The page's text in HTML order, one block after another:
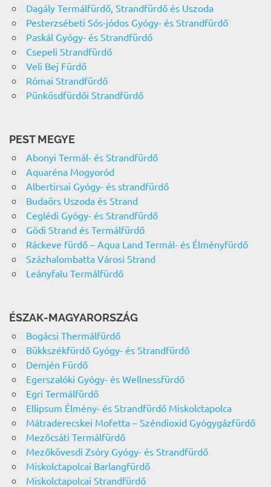
Dagály Termálfürdő, Strandfürdő és Uszoda
Pesterzsébeti Sós-jódos Gyógy- és Strandfürdő
Paskál Gyógy- és Strandfürdő
Csepeli Strandfürdő
Veli Bej Fürdő
Római Strandfürdő
Pünkösdfürdői Strandfürdő
PEST MEGYE
Abonyi Termál- és Strandfürdő
Aquaréna Mogyoród
Albertirsai Gyógy- és strandfürdő
Budaörs Uszoda és Strand
Ceglédi Gyógy- és Strandfürdő
Gödi Strand és Termálfürdő
Ráckeve fürdő – Aqua Land Termál- és Élményfürdő
Százhalombatta Városi Strand
Leányfalu Termálfürdő
ÉSZAK-MAGYARORSZÁG
Bogácsi Thermálfürdő
Bükkszékfürdő Gyógy- és Strandfürdő
Demjén Fürdő
Egerszalóki Gyógy- és Wellnessfürdő
Egri Termálfürdő
Ellipsum Élmény- és Strandfürdő Miskolctapolca
Mátraderecskei Mofetta – Széndioxid Gyógygázfürdő
Mezőcsáti Termálfürdő
Mezőkövesdi Zsóry Gyógy- és Strandfürdő
Miskolctapolcai Barlangfürdő
Miskolctapolcai Strandfürdő